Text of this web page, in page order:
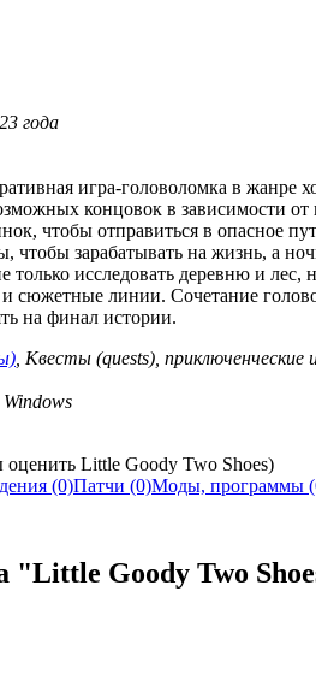
года
игра-головоломка в жанре
концовок в зависимости
чтобы отправиться в опасное
зарабатывать на жизнь, а
исследовать деревню и
сюжетные линии. Сочетание
на финал истории.
, Квесты (quests),
оценить Little Goody Two Shoes)
(0)Патчи (0)Моды, программы
"Little Goody Two